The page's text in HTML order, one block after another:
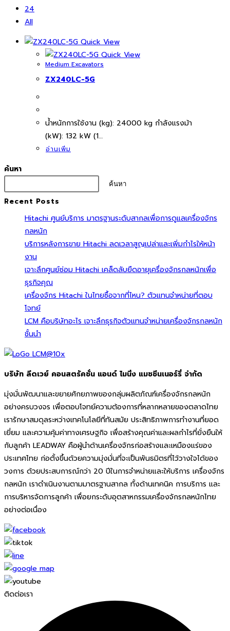
24
All
Quick View
Quick View
Medium Excavators
ZX240LC-5G
นํ้าหนักการใช้งาน (kg): 24000 kg กำลังแรงม้า
(kW): 132 kW (1…
อ่านเพิ่ม
ค้นหา
ค้นหา
Recent Posts
Hitachi ศูนย์บริการ มาตรฐานระดับสากลเพื่อการดูแลเครื่องจักร
กลหนัก
บริการหลังการขาย Hitachi ลดเวลาสูญเปล่าและเพิ่มกำไรให้หน้า
งาน
เจาะลึกศูนย์ซ่อม Hitachi เคล็ดลับยืดอายุเครื่องจักรกลหนักเพื่อ
ธุรกิจคุณ
เครื่องจักร Hitachi ในไทยซื้อจากที่ไหน? ตัวแทนจำหน่ายที่ตอบ
โจทย์
LCM คือบริษัทอะไร เจาะลึกธุรกิจตัวแทนจำหน่ายเครื่องจักรกลหนัก
ชั้นนำ
บริษัท ลีดเวย์ คอนสตรัคชั่น แอนด์ ไมนิ่ง แมชชีนเนอร์รี่ จำกัด
มุ่งมั่นพัฒนาและขยายศักยภาพของกลุ่มผลิตภัณฑ์เครื่องจักรกลหนัก
อย่างครบวงจร เพื่อตอบโจทย์ความต้องการที่หลากหลายของตลาดไทย
เรารักษาสมดุลระหว่างเทคโนโลยีที่ทันสมัย ประสิทธิภาพการทำงานที่ยอด
เยี่ยม และความคุ้มค่าทางเศรษฐกิจ เพื่อสร้างคุณค่าและผลกำไรที่ยั่งยืนให้
กับลูกค้า LEADWAY คือผู้นำด้านเครื่องจักรก่อสร้างและเหมืองแร่ของ
ประเทศไทย ก่อตั้งขึ้นด้วยความมุ่งมั่นที่จะเป็นพันธมิตรที่ไว้วางใจได้ของ
วงการ ด้วยประสบการณ์กว่า 20 ปีในการจำหน่ายและให้บริการ เครื่องจักร
กลหนัก เราดำเนินงานตามมาตรฐานสากล ทั้งด้านเทคนิค การบริการ และ
การบริหารจัดการลูกค้า เพื่อยกระดับอุตสาหกรรมเครื่องจักรกลหนักไทย
อย่างต่อเนื่อง
ติดต่อเรา